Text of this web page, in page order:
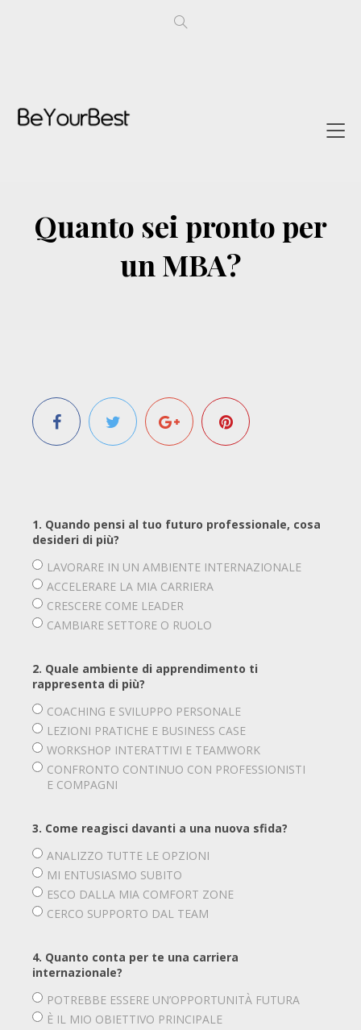
Quanto sei pronto per
un MBA?
1. Quando pensi al tuo futuro professionale, cosa
desideri di più?
LAVORARE IN UN AMBIENTE INTERNAZIONALE
ACCELERARE LA MIA CARRIERA
CRESCERE COME LEADER
CAMBIARE SETTORE O RUOLO
2. Quale ambiente di apprendimento ti
rappresenta di più?
COACHING E SVILUPPO PERSONALE
LEZIONI PRATICHE E BUSINESS CASE
WORKSHOP INTERATTIVI E TEAMWORK
CONFRONTO CONTINUO CON PROFESSIONISTI
E COMPAGNI
3. Come reagisci davanti a una nuova sfida?
ANALIZZO TUTTE LE OPZIONI
MI ENTUSIASMO SUBITO
ESCO DALLA MIA COMFORT ZONE
CERCO SUPPORTO DAL TEAM
4. Quanto conta per te una carriera
internazionale?
POTREBBE ESSERE UN’OPPORTUNITÀ FUTURA
È IL MIO OBIETTIVO PRINCIPALE